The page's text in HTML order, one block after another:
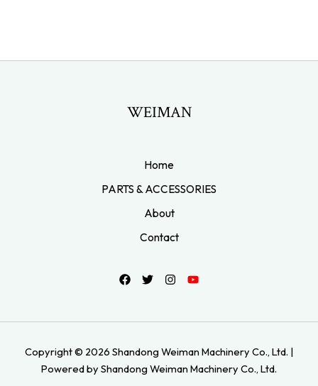
WEIMAN
Home
PARTS & ACCESSORIES
About
Contact
Copyright © 2026 Shandong Weiman Machinery Co., Ltd. |
Powered by Shandong Weiman Machinery Co., Ltd.